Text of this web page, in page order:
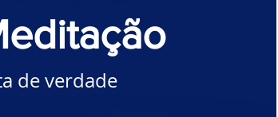
de verdade